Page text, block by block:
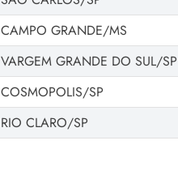
CAMPO GRANDE/MS
VARGEM GRANDE DO SUL/SP
COSMOPOLIS/SP
RIO CLARO/SP